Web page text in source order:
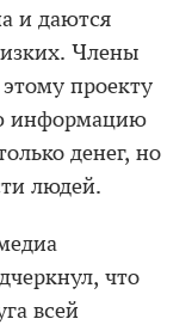
и даются
Члены
проекту
информацию
денег, но
людей.
что
всей